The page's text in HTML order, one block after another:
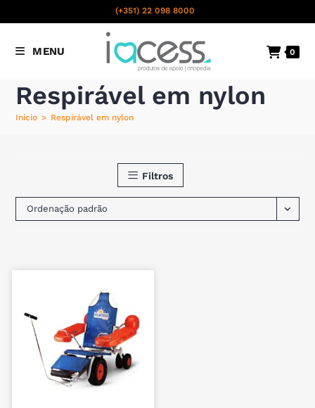
(+351) 22 098 8000
nacional
MENU 0
Respirável em nylon
Início > Respirável em nylon
Filtros
Ordenação padrão